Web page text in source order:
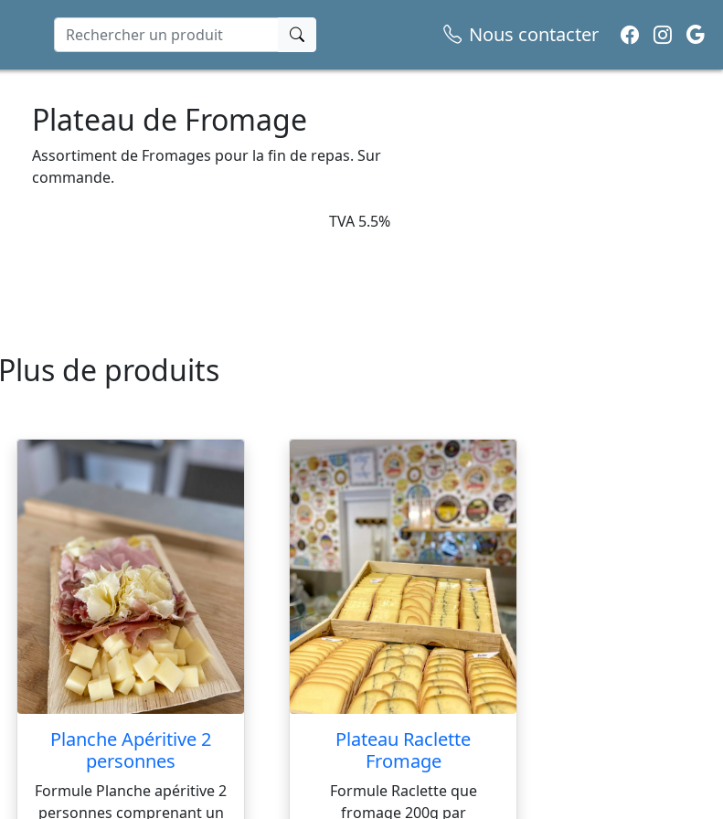
Nous contacter
Plateau de Fromage
Assortiment de Fromages pour la fin de repas. Sur
commande.
TVA 5.5%
Plus de produits
Planche Apéritive 2
personnes
Formule Planche apéritive 2
personnes comprenant un
Plateau Raclette
Fromage
Formule Raclette que
fromage 200g par